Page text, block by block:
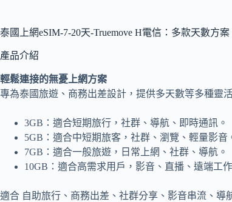
泰國上網eSIM-7-20天-Truemove H電信：多款天數方案
產品介紹
輕鬆連接的無憂上網方案
專為泰國旅遊、商務出差設計，提供多天數等多種靈
3GB：適合短期旅行，社群、導航、即時通訊。
5GB：適合中短期旅客，社群、瀏覽、輕量影音
7GB：適合一般旅遊，日常上網、社群、導航。
10GB：適合高需求用戶，影音、直播、遠端工作
適合 自助旅行、商務出差、社群分享、影音串流、導